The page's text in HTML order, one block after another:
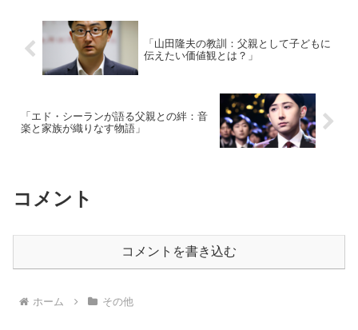
「山田隆夫の教訓：父親として子どもに
伝えたい価値観とは？」
「エド・シーランが語る父親との絆：音
楽と家族が織りなす物語」
コメント
コメントを書き込む
ホーム その他